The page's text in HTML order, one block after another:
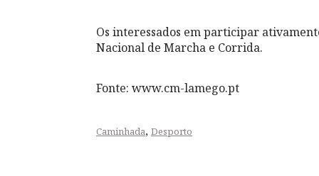
Os interessados em participar
Nacional de Marcha e Corrida.
Fonte: www.cm-lamego.pt
Caminhada, Desporto